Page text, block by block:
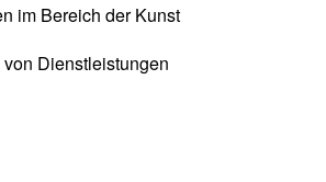
im Bereich der Kunst
Dienstleistungen